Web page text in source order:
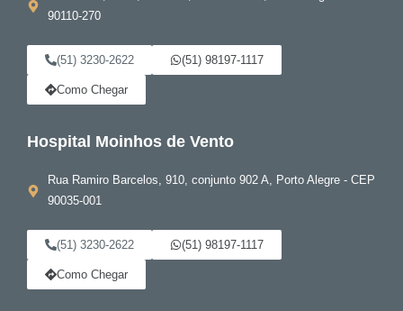
90110-270
(51) 3230-2622 (51) 98197-1117
Como Chegar
Hospital Moinhos de Vento
Rua Ramiro Barcelos, 910, conjunto 902 A, Porto Alegre - CEP
90035-001
(51) 3230-2622 (51) 98197-1117
Como Chegar